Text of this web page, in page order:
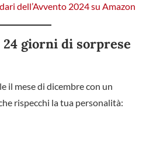
dell’Avvento 2024 su Amazon
24 giorni di sorprese
il mese di dicembre con un
rispecchi la tua personalità: